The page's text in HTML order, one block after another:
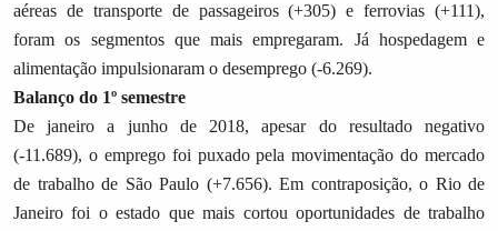
aéreas de transporte de passageiros (+305) e ferrovias (+111),
foram os segmentos que mais empregaram. Já hospedagem e
alimentação impulsionaram o desemprego (-6.269).
Balanço do 1º semestre
De janeiro a junho de 2018, apesar do resultado negativo
(-11.689), o emprego foi puxado pela movimentação do mercado
de trabalho de São Paulo (+7.656). Em contraposição, o Rio de
Janeiro foi o estado que mais cortou oportunidades de trabalho